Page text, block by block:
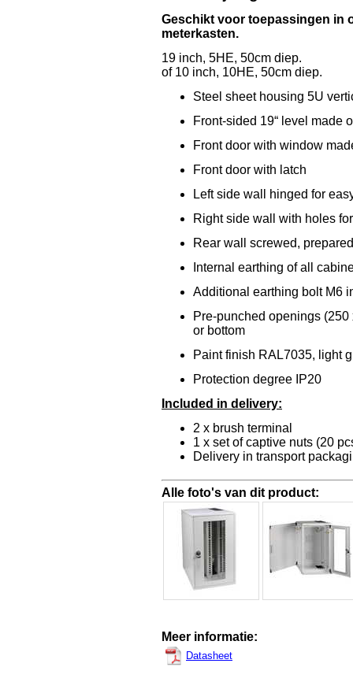
Geschikt voor toepassingen in
meterkasten.
19 inch, 5HE, 50cm diep.
of 10 inch, 10HE, 50cm diep.
Steel sheet housing 5U
Front-sided 19“ level made
Front door with window
Front door with latch
Left side wall hinged for
Right side wall with holes
Rear wall screwed,
Internal earthing of all
Additional earthing bolt M6
Pre-punched openings
or bottom
Paint finish RAL7035, light
Protection degree IP20
Included in delivery:
2 x brush terminal
1 x set of captive nuts (20
Delivery in transport
Alle foto's van dit product:
Meer informatie:
Datasheet